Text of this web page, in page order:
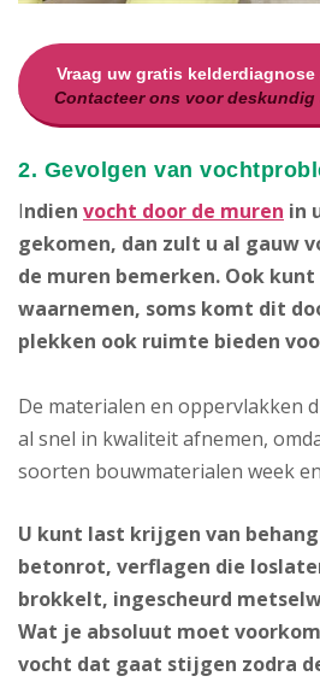
Vraag uw gratis
Contacteer ons voor deskundig
2. Gevolgen van
Indien vocht door de muren in
gekomen, dan zult u al gauw
de muren bemerken. Ook
waarnemen, soms komt dit
plekken ook ruimte bieden
De materialen en oppervlakken
al snel in kwaliteit afnemen,
soorten bouwmaterialen week
U kunt last krijgen van
betonrot, verflagen die
brokkelt, ingescheurd
Wat je absoluut moet
vocht dat gaat stijgen zodra